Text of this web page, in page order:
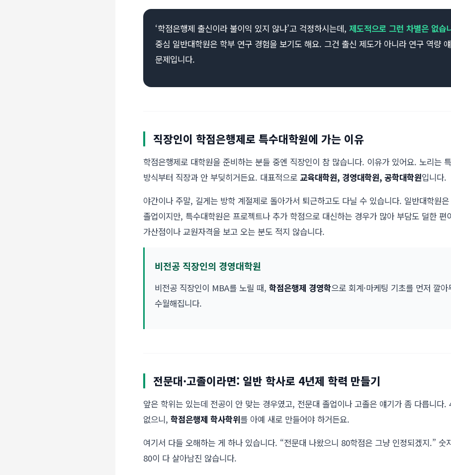
‘학점은행제 출신이라 불이익 있지 않냐’고 걱정하시는데, 제도적으로 그런 차별은 없습
중심 일반대학원은 학부 연구 경험을 보기도 해요. 그건 출신 제도가 아니라 연구 역량
문제입니다.
직장인이 학점은행제로 특수대학원에 가는 이유
학점은행제로 대학원을 준비하는 분들 중엔 직장인이 참 많습니다. 이유가 있어요. 노리는
방식부터 직장과 안 부딪히거든요. 대표적으로 교육대학원, 경영대학원, 공학대학원입니다.
야간이나 주말, 길게는 방학 계절제로 돌아가서 퇴근하고도 다닐 수 있습니다. 일반대학원
졸업이지만, 특수대학원은 프로젝트나 추가 학점으로 대신하는 경우가 많아 부담도 덜한 편
가산점이나 교원자격을 보고 오는 분도 적지 않습니다.
비전공 직장인의 경영대학원
비전공 직장인이 MBA를 노릴 때, 학점은행제 경영학으로 회계·마케팅 기초를 먼저 깔
수월해집니다.
전문대·고졸이라면: 일반 학사로 4년제 학력 만들기
앞은 학위는 있는데 전공이 안 맞는 경우였고, 전문대 졸업이나 고졸은 얘기가 좀 다릅니다.
없으니, 학점은행제 학사학위를 아예 새로 만들어야 하거든요.
여기서 다들 오해하는 게 하나 있습니다. “전문대 나왔으니 80학점은 그냥 인정되겠지.” 숫
80이 다 살아남진 않습니다.